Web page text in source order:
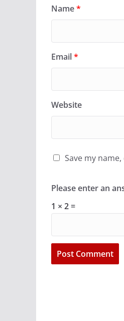
Name*
Email*
Website
Save my
Please enter an
1 × 2 =